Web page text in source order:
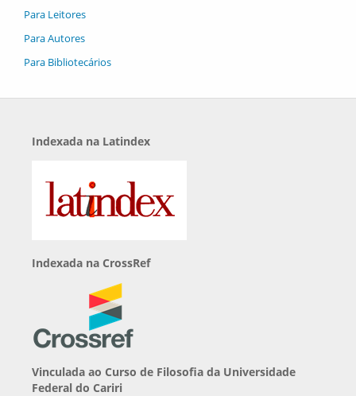
Para Leitores
Para Autores
Para Bibliotecários
Indexada na Latindex
Indexada na CrossRef
Vinculada ao Curso de Filosofia da Universidade
Federal do Cariri